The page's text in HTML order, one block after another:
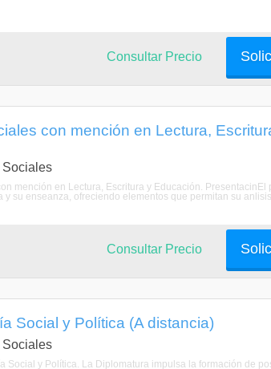
Consultar Precio
con mención en Lectura,
Sociales
mención en Lectura, Escritura y Educación. PresentacinEl
y su enseanza, ofreciendo elementos que permitan su
Consultar Precio
Social y Política (A distancia)
Sociales
Social y Política. La Diplomatura impulsa la formación de